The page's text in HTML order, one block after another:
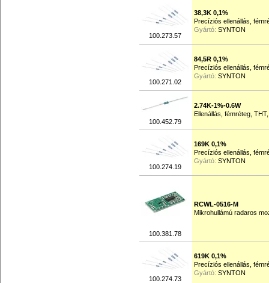
100.273.57
38,3K 0,1%
Precíziós ellenállás,
Gyártó: SYNTON
100.271.02
84,5R 0,1%
Precíziós ellenállás,
Gyártó: SYNTON
100.452.79
2.74K-1%-0.6W
Ellenállás, fémréteg,
100.274.19
169K 0,1%
Precíziós ellenállás,
Gyártó: SYNTON
100.381.78
RCWL-0516-M
Mikrohullámú radaros
100.274.73
619K 0,1%
Precíziós ellenállás,
Gyártó: SYNTON